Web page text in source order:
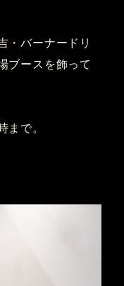
・バーナードリ
ブースを飾って
まで。